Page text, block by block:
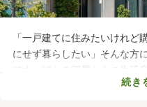
「一戸建てに住みたいけれ
にせず暮らしたい」そんな方
です。ほかの部屋からの生活
どもの足音に気を遣わずに済
続き